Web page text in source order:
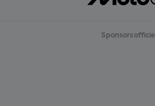
Sponsors